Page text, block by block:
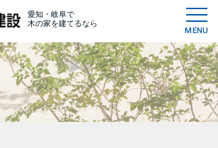
愛知・岐阜で
木の家を建てるなら
MENU